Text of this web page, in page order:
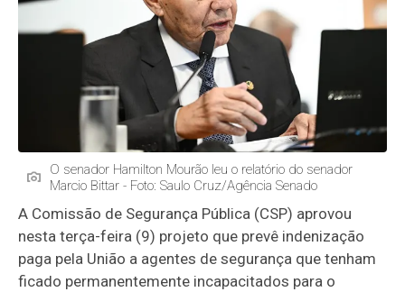
O senador Hamilton Mourão leu o relatório do senador
Marcio Bittar - Foto: Saulo Cruz/Agência Senado
A Comissão de Segurança Pública (CSP) aprovou
nesta terça-feira (9) projeto que prevê indenização
paga pela União a agentes de segurança que tenham
ficado permanentemente incapacitados para o